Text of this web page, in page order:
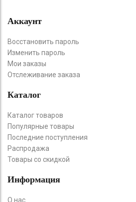
Аккаунт
Восстановить пароль
Изменить пароль
Мои заказы
Отслеживание заказа
Каталог
Каталог товаров
Популярные товары
Последние поступления
Распродажа
Товары со скидкой
Информация
О нас